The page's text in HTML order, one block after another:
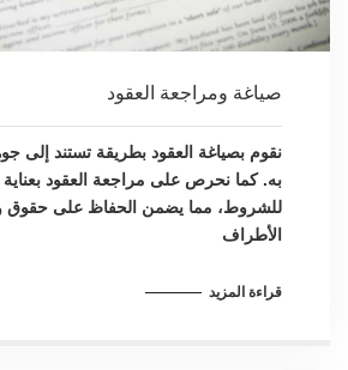
صياغة ومراجعة العقود
نقوم بصياغة العقود بطريقة تستند إلى
به. كما نحرص على مراجعة العقود بعناية
للشروط، مما يضمن الحفاظ على حقوق
الأطراف
قراءة المزيد